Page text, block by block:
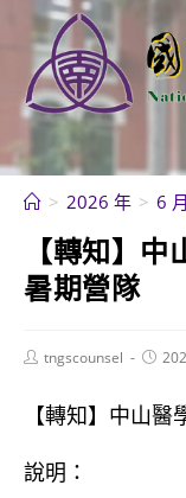
內
> 2026 年 > 6 月
【轉知】
暑期營隊
Posttngscounsel
Post
【轉知】中山
說明：